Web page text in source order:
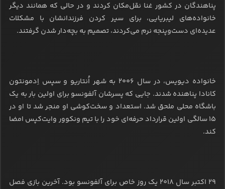
پناهندگان در کشور غنا نقل‌مکان کردند و در حالی که همانند دیگر
خانواده‌های لیبریایی، برای سیر کردن فرزندانشان با مشکلات
عدیده‌ای دست‌وپنجه نرم می‌کردند، تصمیم به بچه‌دار شدن گرفتند.
خانواده دیویس، در سال ۲۰۰۶ به شهر اُنتاریو و سپس اِدمونتون
کانادا پناهنده شدند. جایی که پسرشان آلفونسو برای اولین بار به یک
باشگاه محلی ملحق شد. استعداد و سخت‌کوشی او منجر شد تا او در
۱۵ سالگی اولین قرارداد حرفه‌ای خود را با تیم ونکوور وایت‌کپس امضا
کند.
۲۹ اکتبر سال ۲۰۱۸ یک روز خاص برای آلفونسو بود. آخرین بازی فصل